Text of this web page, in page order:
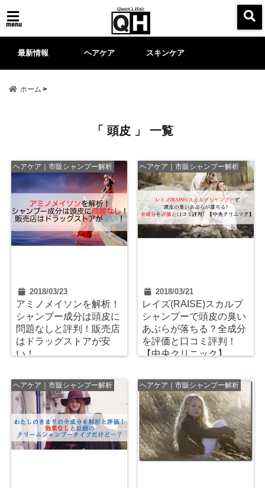
menu
最新情報 ヘアケア スキンケア
ホーム
「 頭皮 」 一覧
ヘアケア｜市販シャンプー解析
2018/03/23
アミノメイソンを解析！
シャンプー成分は頭皮に
問題なしと評判！販売店
はドラッグストアが安
い！
ヘアケア｜市販シャンプー解析
2018/03/21
レイズ(RAISE)スカルプ
シャンプーで頭皮の臭い
あぶらが落ちる？全成分
を評価と口コミ評判！
【中央クリニック】
ヘアケア｜市販シャンプー解析 ヘアケア｜市販シャンプー解析